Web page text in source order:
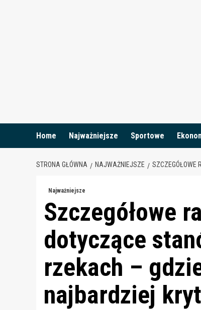
Home Najważniejsze Sportowe
STRONA GŁÓWNA NAJWAŻNIEJSZE SZCZEGÓŁOWE
Najważniejsze
Szczegółowe
dotyczące
rzekach –
najbardziej